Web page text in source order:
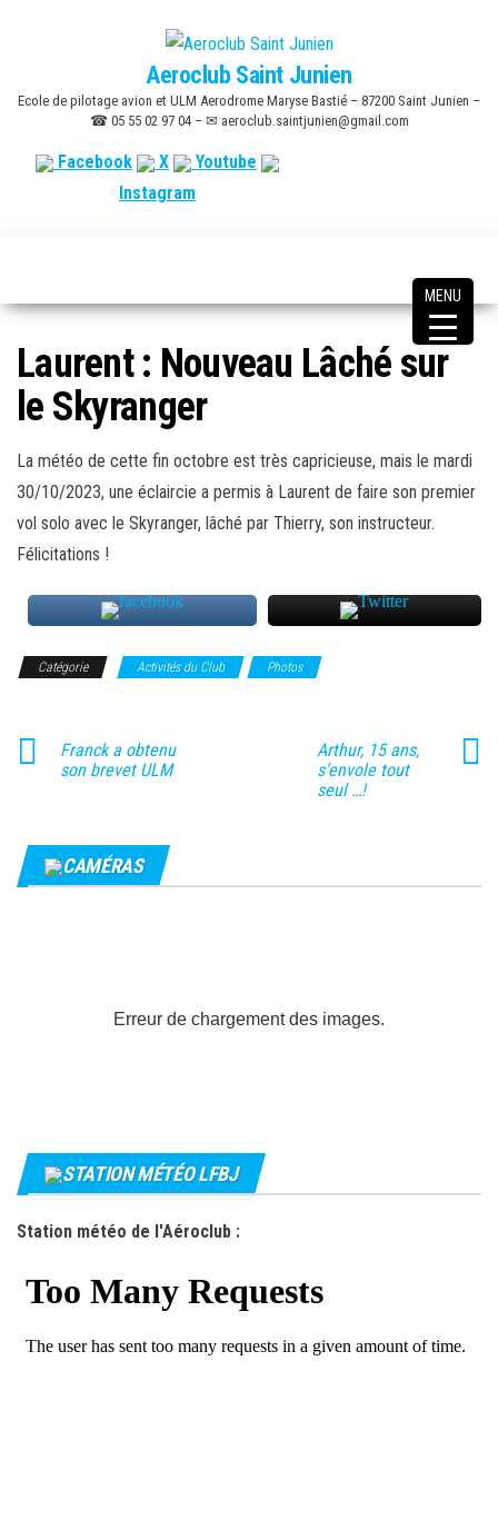
content
Aeroclub Saint Junien
Ecole de pilotage avion et ULM Aerodrome Maryse Bastié – 87200 Saint Junien –
☎ 05 55 02 97 04 – ✉ aeroclub.saintjunien@gmail.com
Facebook X
Youtube
Instagram
Laurent : Nouveau Lâché sur
le Skyranger
La météo de cette fin octobre est très capricieuse, mais le mardi
30/10/2023, une éclaircie a permis à Laurent de faire son premier
vol solo avec le Skyranger, lâché par Thierry, son instructeur.
Félicitations !
Catégorie Activités du Club Photos
Franck a obtenu
son brevet ULM
Arthur, 15 ans,
s’envole tout
seul …!
CAMÉRAS
Erreur de chargement des images.
STATION MÉTÉO LFBJ
Station météo de l'Aéroclub :
MENU